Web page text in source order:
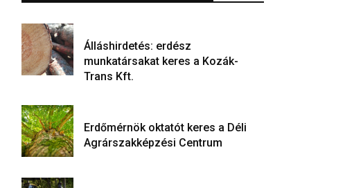
Álláshirdetés: erdész
munkatársakat keres a Kozák-
Trans Kft.
Erdőmérnök oktatót keres a Déli
Agrárszakképzési Centrum